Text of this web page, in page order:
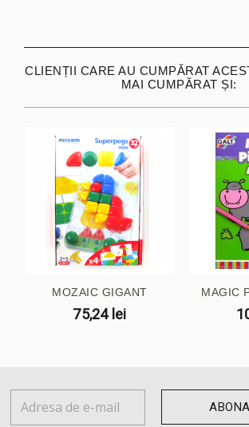
CLIENȚII CARE AU CUMPĂRAT
MAI CUMPĂRAT ȘI:
MOZAIC GIGANT
75,24 lei
MAGIC